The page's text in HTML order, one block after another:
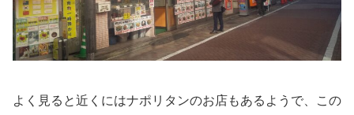
よく見ると近くにはナポリタンのお店もあるようで、この